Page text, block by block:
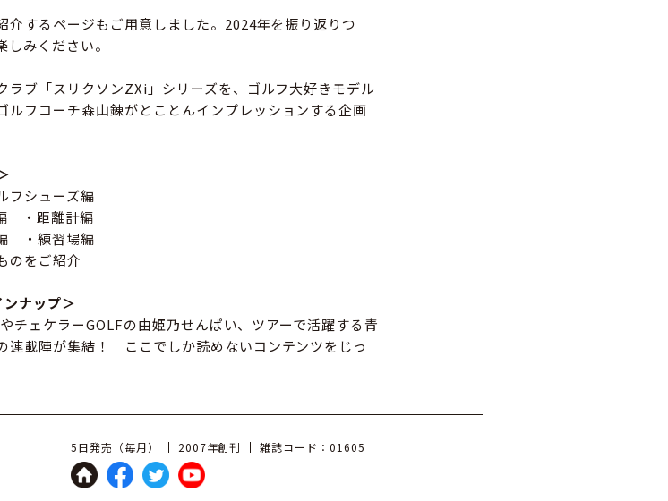
介するページもご用意しました。2024年を振り返りつ
みください。
ラブ「スリクソンZXi」シリーズを、ゴルフ大好きモデル
ルフコーチ森山錬がとことんインプレッションする企画
シューズ編
・距離計編
・練習場編
のをご紹介
ナップ＞
チェケラーGOLFの由姫乃せんぱい、ツアーで活躍する青
連載陣が集結！ ここでしか読めないコンテンツをじっ
5日発売（毎月） 2007年創刊 雑誌コード：01605